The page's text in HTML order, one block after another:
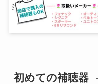
初めての補聴器